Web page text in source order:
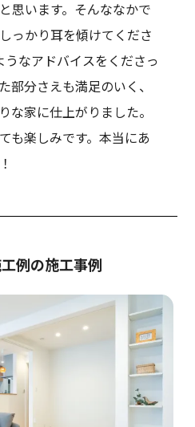
思います。そんななかで
っかり耳を傾けてくださ
うなアドバイスをくださっ
部分さえも満足のいく、
な家に仕上がりました。
も楽しみです。本当にあ
例の施工事例